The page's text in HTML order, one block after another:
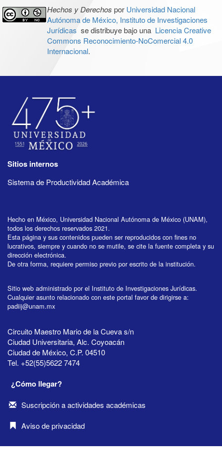
Hechos y Derechos por Universidad Nacional
Autónoma de México, Instituto de Investigaciones
Jurídicas se distribuye bajo una Licencia Creative
Commons Reconocimiento-NoComercial 4.0
Internacional.
Sitios internos
Sistema de Productividad Académica
Hecho en México, Universidad Nacional Autónoma de México (UNAM),
todos los derechos reservados 2021.
Esta página y sus contenidos pueden ser reproducidos con fines no
lucrativos, siempre y cuando no se mutile, se cite la fuente completa y su
dirección electrónica.
De otra forma, requiere permiso previo por escrito de la institución.
Sitio web administrado por el Instituto de Investigaciones Jurídicas.
Cualquier asunto relacionado con este portal favor de dirigirse a:
padiij@unam.mx
Circuito Maestro Mario de la Cueva s/n
Ciudad Universitaria, Alc. Coyoacán
Ciudad de México, C.P. 04510
Tel. +52(55)5622 7474
¿Cómo llegar?
Suscripción a actividades académicas
Aviso de privacidad